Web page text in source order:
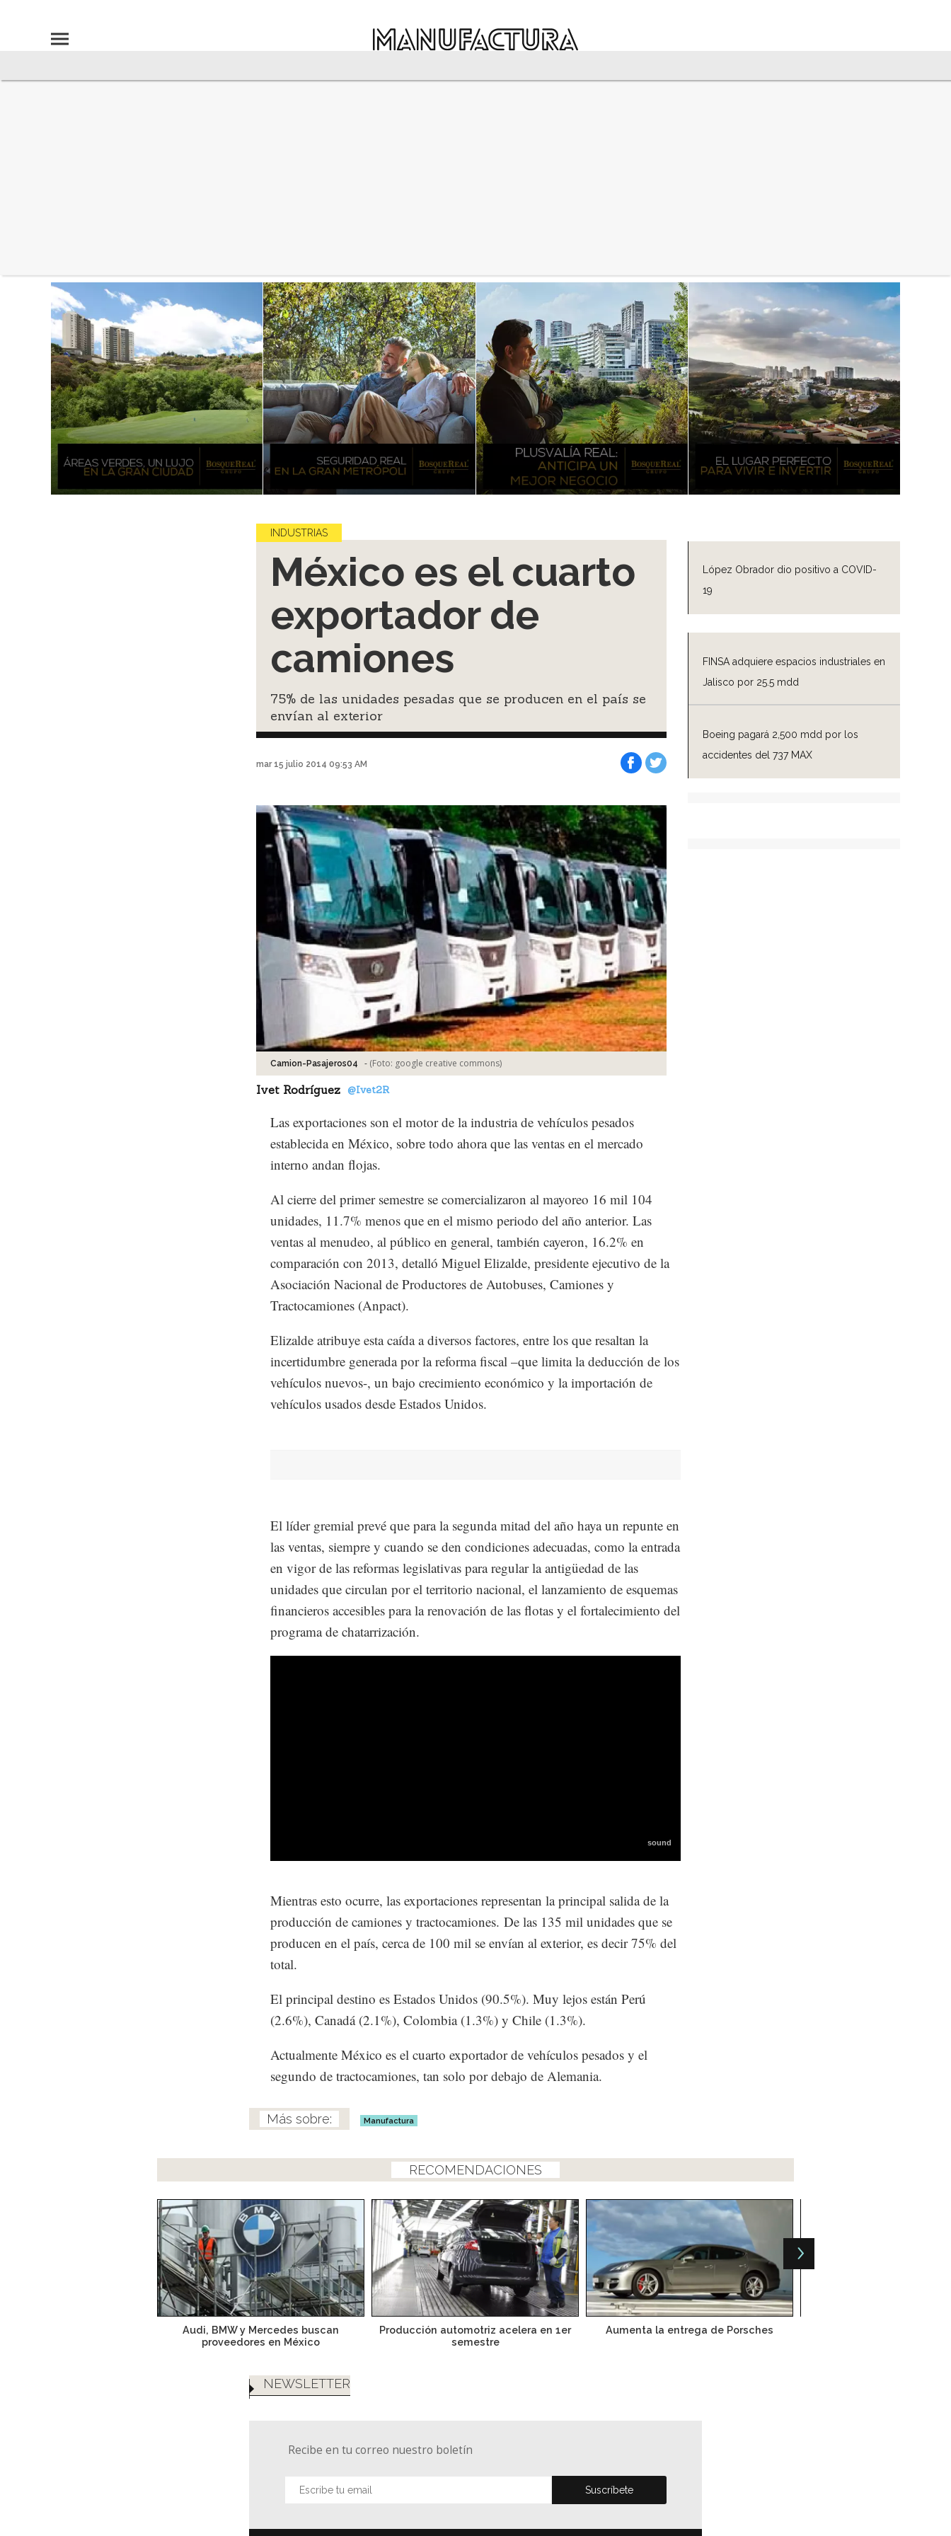
López Obrador dio positivo a COVID-
19
FINSA adquiere espacios industriales en
Jalisco por 25.5 mdd
Boeing pagará 2,500 mdd por los
accidentes del 737 MAX
INDUSTRIAS
México es el cuarto
exportador de
camiones
75% de las unidades pesadas que se producen en el país se
envían al exterior
mar 15 julio 2014 09:53 AM
Camion-Pasajeros04 - (Foto: google creative commons)
Ivet Rodríguez @Ivet2R
Las exportaciones son el motor de la industria de vehículos pesados
establecida en México, sobre todo ahora que las ventas en el mercado
interno andan flojas.
Al cierre del primer semestre se comercializaron al mayoreo 16 mil 104
unidades, 11.7% menos que en el mismo periodo del año anterior. Las
ventas al menudeo, al público en general, también cayeron, 16.2% en
comparación con 2013, detalló Miguel Elizalde, presidente ejecutivo de la
Asociación Nacional de Productores de Autobuses, Camiones y
Tractocamiones (Anpact).
Elizalde atribuye esta caída a diversos factores, entre los que resaltan la
incertidumbre generada por la reforma fiscal –que limita la deducción de los
vehículos nuevos-, un bajo crecimiento económico y la importación de
vehículos usados desde Estados Unidos.
El líder gremial prevé que para la segunda mitad del año haya un repunte en
las ventas, siempre y cuando se den condiciones adecuadas, como la entrada
en vigor de las reformas legislativas para regular la antigüedad de las
unidades que circulan por el territorio nacional, el lanzamiento de esquemas
financieros accesibles para la renovación de las flotas y el fortalecimiento del
programa de chatarrización.
Mientras esto ocurre, las exportaciones representan la principal salida de la
producción de camiones y tractocamiones. De las 135 mil unidades que se
producen en el país, cerca de 100 mil se envían al exterior, es decir 75% del
total.
El principal destino es Estados Unidos (90.5%). Muy lejos están Perú
(2.6%), Canadá (2.1%), Colombia (1.3%) y Chile (1.3%).
Actualmente México es el cuarto exportador de vehículos pesados y el
segundo de tractocamiones, tan solo por debajo de Alemania.
Manufactura
RECOMENDACIONES
Audi, BMW y Mercedes buscan
proveedores en México
Producción automotriz acelera en 1er
semestre
Aumenta la entrega de Porsches
NEWSLETTER
Recibe en tu correo nuestro boletín